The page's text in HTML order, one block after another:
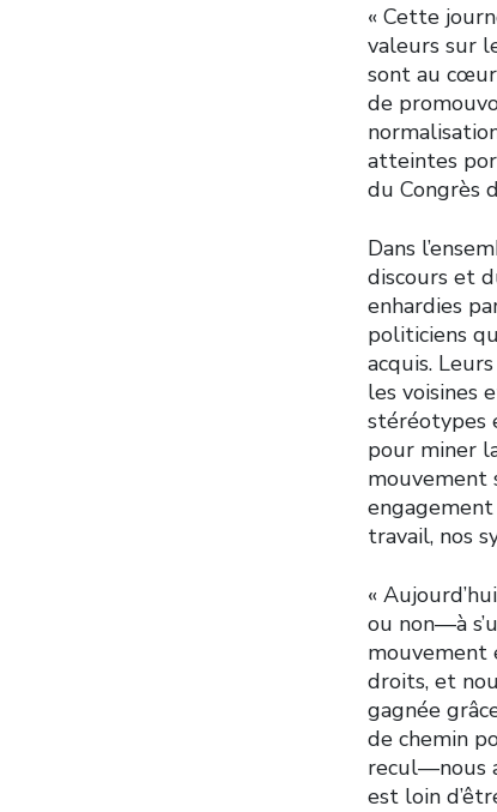
« Cette
valeurs sur
sont au
de
atteintes
du Congrès
Dans
discours et
enhardies
politiciens
acquis.
les voisines
stéréotypes
pour miner
mouvement
travail, nos
«
ou non—à
mouvement
droits, et
gagnée
de chemin
recul—nous
est loin